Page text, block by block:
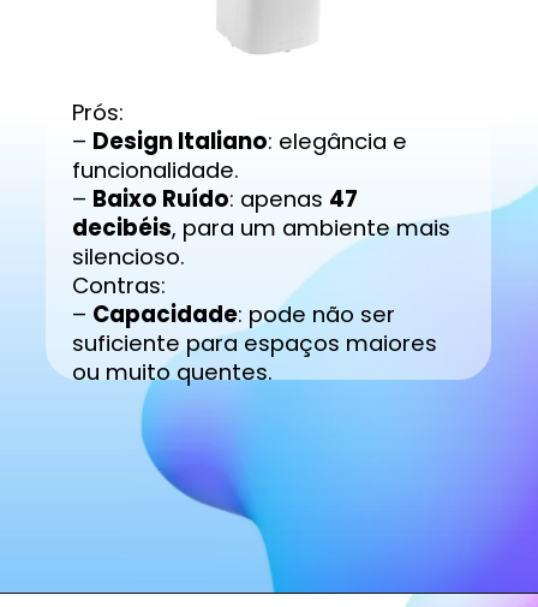
Prós:
– Design Italiano: elegância e
funcionalidade.
– Baixo Ruído: apenas 47
decibéis, para um ambiente mais
silencioso.
Contras:
– Capacidade: pode não ser
suficiente para espaços maiores
ou muito quentes.